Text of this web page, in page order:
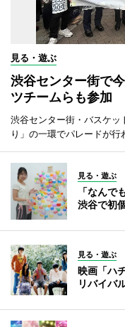
見る・遊ぶ
渋谷センター街で
ツチームらも参加
渋谷センター街・バスケッ
り」の一環でパレードが行
見る・遊ぶ
「なんで
渋谷で初
見る・遊ぶ
映画「ハ
リバイバ